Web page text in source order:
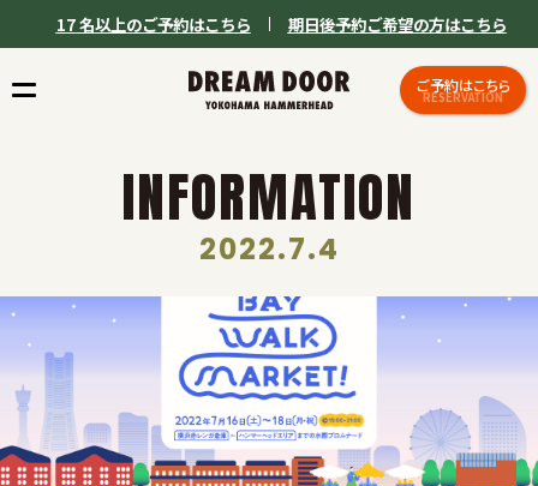
17 名以上のご予約はこちら 期日後予約ご希望の方はこちら
ご予約はこちら
RESERVATION
INFORMATION
2022.7.4